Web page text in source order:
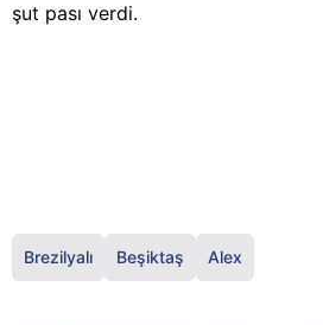
şut pası verdi.
Brezilyalı Beşiktaş Alex